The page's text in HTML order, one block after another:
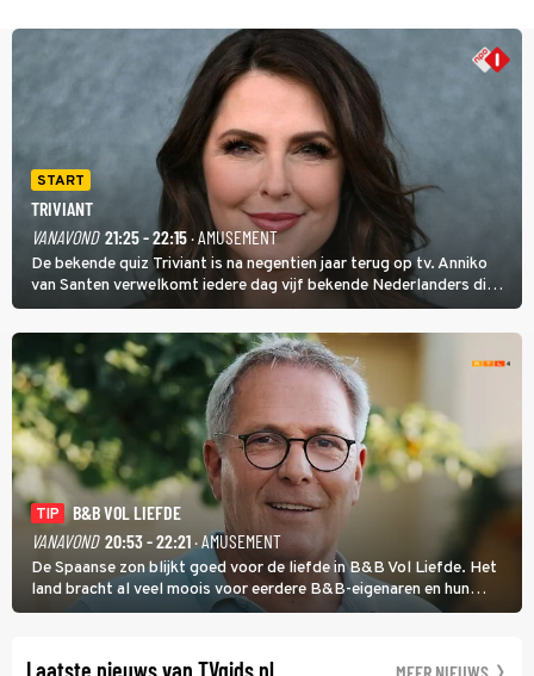
START
TRIVIANT
VANAVOND 21:25 - 22:15· AMUSEMENT
De bekende quiz Triviant is na negentien jaar terug op tv. Anniko
van Santen verwelkomt iedere dag vijf bekende Nederlanders die
vragen beantwoorden in verschillende categorieën. De beste
speler gaat direct door naar de finaleweek.
TIP
B&B VOL LIEFDE
VANAVOND 20:53 - 22:21· AMUSEMENT
De Spaanse zon blijkt goed voor de liefde in B&B Vol Liefde. Het
land bracht al veel moois voor eerdere B&B-eigenaren en hun
partners. Ook Paul runt zijn gastenverblijf in Spanje. De 62-jarige
Laatste nieuws van TVgids.nl